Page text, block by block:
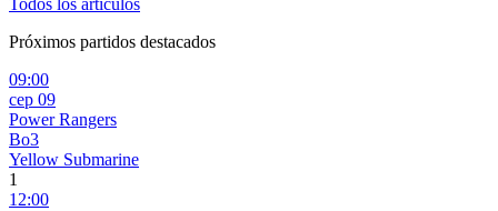
Todos los artículos
Próximos partidos destacados
09:00
сер 09
Power Rangers
Bo3
Yellow Submarine
1
12:00